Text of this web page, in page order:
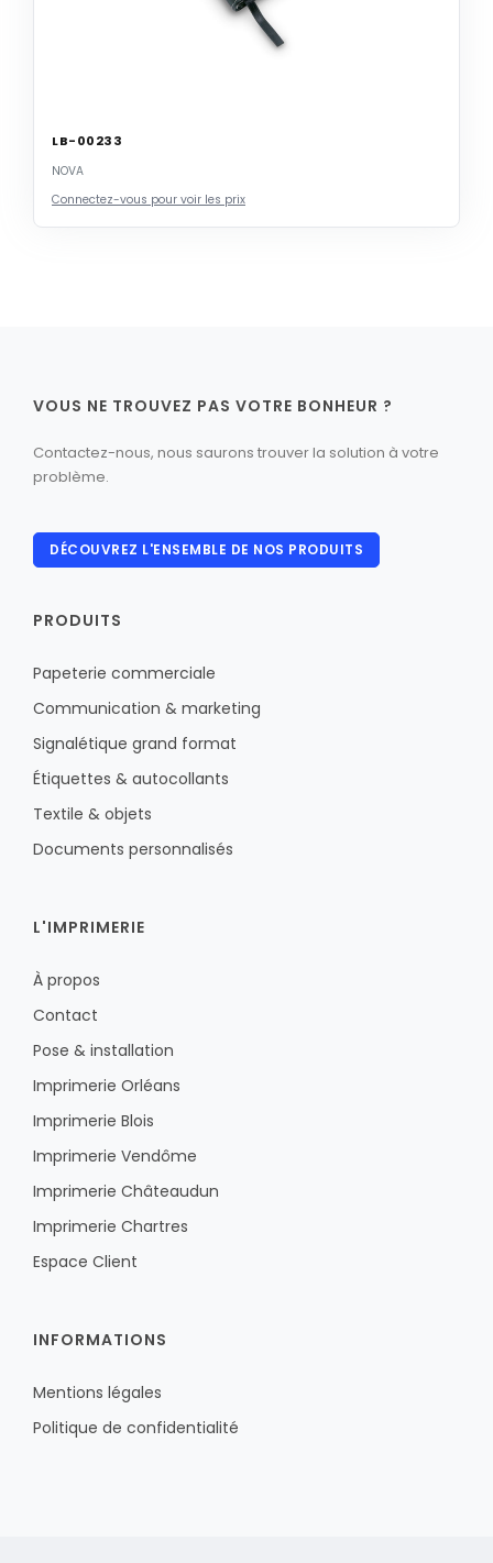
LB-00233
NOVA
Connectez-vous pour voir les prix
VOUS NE TROUVEZ PAS VOTRE BONHEUR ?
Contactez-nous, nous saurons trouver la solution à votre
problème.
DÉCOUVREZ L'ENSEMBLE DE NOS PRODUITS
PRODUITS
Papeterie commerciale
Communication & marketing
Signalétique grand format
Étiquettes & autocollants
Textile & objets
Documents personnalisés
L'IMPRIMERIE
À propos
Contact
Pose & installation
Imprimerie Orléans
Imprimerie Blois
Imprimerie Vendôme
Imprimerie Châteaudun
Imprimerie Chartres
Espace Client
INFORMATIONS
Mentions légales
Politique de confidentialité